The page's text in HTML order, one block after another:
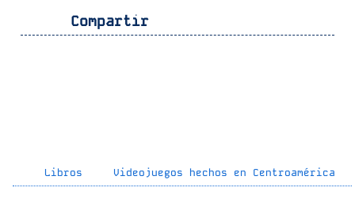
Compartir
Libros Videojuegos hechos en Centroamérica